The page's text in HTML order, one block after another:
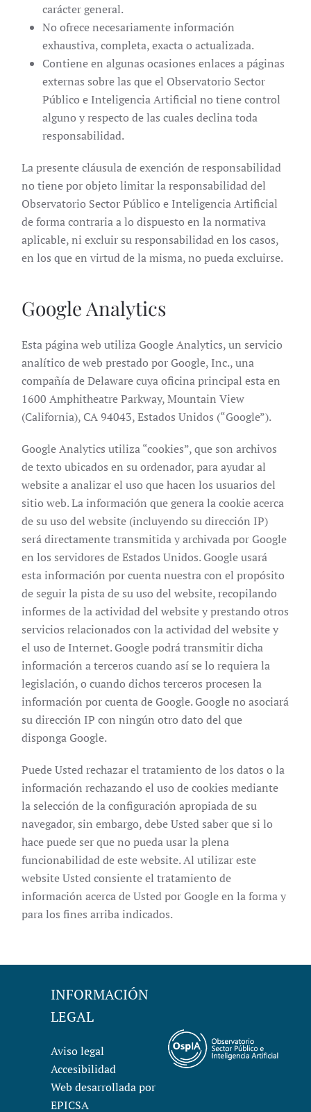
carácter general.
No ofrece necesariamente información
exhaustiva, completa, exacta o actualizada.
Contiene en algunas ocasiones enlaces a páginas
externas sobre las que el Observatorio Sector
Público e Inteligencia Artificial no tiene control
alguno y respecto de las cuales declina toda
responsabilidad.
La presente cláusula de exención de responsabilidad
no tiene por objeto limitar la responsabilidad del
Observatorio Sector Público e Inteligencia Artificial
de forma contraria a lo dispuesto en la normativa
aplicable, ni excluir su responsabilidad en los casos,
en los que en virtud de la misma, no pueda excluirse.
Google Analytics
Esta página web utiliza Google Analytics, un servicio
analítico de web prestado por Google, Inc., una
compañía de Delaware cuya oficina principal esta en
1600 Amphitheatre Parkway, Mountain View
(California), CA 94043, Estados Unidos (“Google”).
Google Analytics utiliza “cookies”, que son archivos
de texto ubicados en su ordenador, para ayudar al
website a analizar el uso que hacen los usuarios del
sitio web. La información que genera la cookie acerca
de su uso del website (incluyendo su dirección IP)
será directamente transmitida y archivada por Google
en los servidores de Estados Unidos. Google usará
esta información por cuenta nuestra con el propósito
de seguir la pista de su uso del website, recopilando
informes de la actividad del website y prestando otros
servicios relacionados con la actividad del website y
el uso de Internet. Google podrá transmitir dicha
información a terceros cuando así se lo requiera la
legislación, o cuando dichos terceros procesen la
información por cuenta de Google. Google no asociará
su dirección IP con ningún otro dato del que
disponga Google.
Puede Usted rechazar el tratamiento de los datos o la
información rechazando el uso de cookies mediante
la selección de la configuración apropiada de su
navegador, sin embargo, debe Usted saber que si lo
hace puede ser que no pueda usar la plena
funcionabilidad de este website. Al utilizar este
website Usted consiente el tratamiento de
información acerca de Usted por Google en la forma y
para los fines arriba indicados.
INFORMACIÓN
LEGAL
Aviso legal
Accesibilidad
Web desarrollada por
EPICSA